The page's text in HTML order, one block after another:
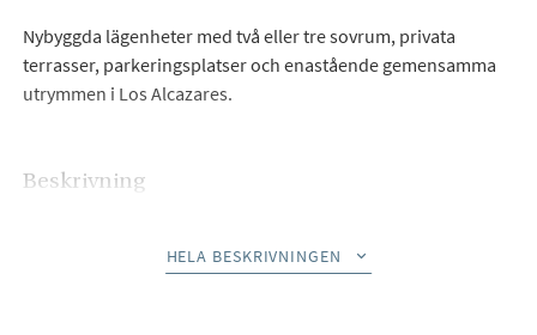
Nybyggda lägenheter med två eller tre sovrum, privata
terrasser, parkeringsplatser och enastående gemensamma
utrymmen i Los Alcazares.
Beskrivning
beläget vid första linjen av den prestigefyllda golfbanan La
HELA BESKRIVNINGEN